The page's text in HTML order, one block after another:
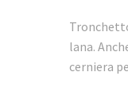
lana.
cerniera